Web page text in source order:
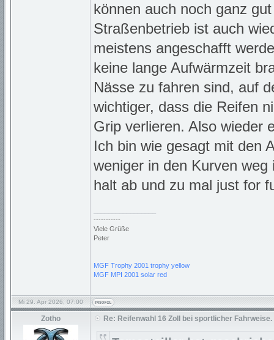
können auch noch ganz
Straßenbetrieb ist auch
meistens angeschafft
keine lange Aufwärmzeit
Nässe zu fahren sind, auf
wichtiger, dass die Reifen
Grip verlieren. Also wieder
Ich bin wie gesagt mit den
weniger in den Kurven
halt ab und zu mal just for
-----------
Viele Grüße
Peter
MGF Trophy 2001 trophy yellow
MGF MPI 2001 solar red
Mi 29. Apr 2026, 07:00
Zotho Re: Reifenwahl 16 Zoll bei sportlicher Fahrweise.